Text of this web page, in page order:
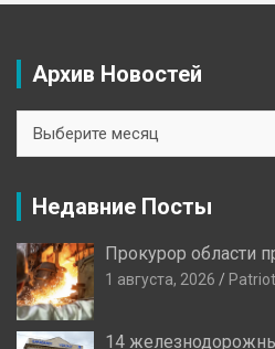
Архив Новостей
Новостей
Недавние Посты
Прокурор области
1 августа, 2026
14